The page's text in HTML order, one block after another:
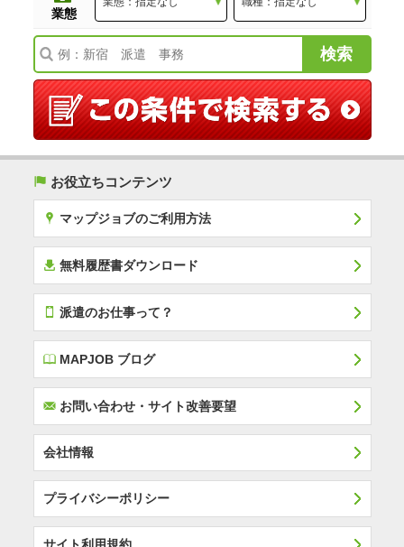
業態
( お役立ちコンテンツ
x マップジョブのご利用方法
í 無料履歴書ダウンロード
T 派遣のお仕事って？
EMAPJOB ブログ
Fお問い合わせ・サイト改善要望
会社情報
プライバシーポリシー